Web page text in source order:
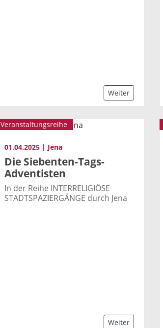
Weiter
Veranstaltungsreihe
01.04.2025 | Jena
Die Siebenten-Tags-
Adventisten
In der Reihe INTERRELIGIÖSE
STADTSPAZIERGÄNGE durch Jena
Weiter